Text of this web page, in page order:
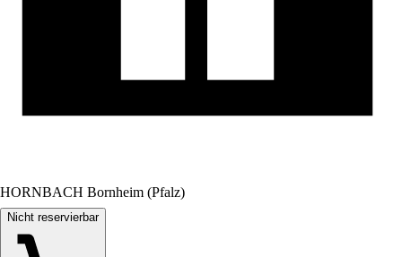
HORNBACH Bornheim (Pfalz)
Nicht reservierbar